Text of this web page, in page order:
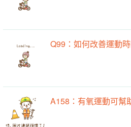
Q99：如何改善運動
A158：有氧運動可幫